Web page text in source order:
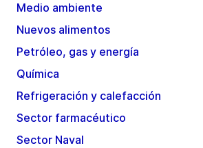
Medio ambiente
Nuevos alimentos
Petróleo, gas y energía
Química
Refrigeración y calefacción
Sector farmacéutico
Sector Naval